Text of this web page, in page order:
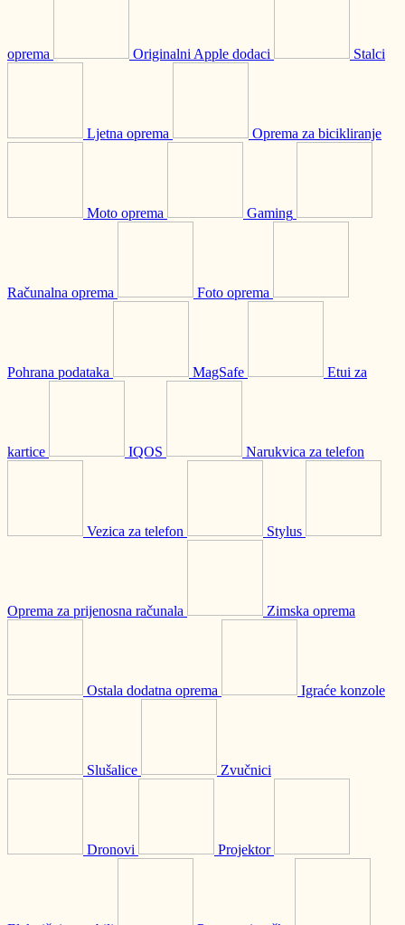
oprema Originalni Apple dodaci Stalci
Ljetna oprema Oprema za bicikliranje
Moto oprema Gaming
Računalna oprema Foto oprema
Pohrana podataka MagSafe Etui za
kartice IQOS Narukvica za telefon
Vezica za telefon Stylus
Oprema za prijenosna računala Zimska oprema
Ostala dodatna oprema Igraće konzole
Slušalice Zvučnici
Dronovi Projektor